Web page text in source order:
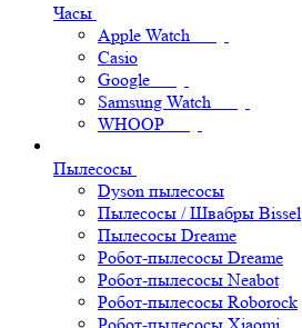
Часы
Apple Watch
Casio
Google
Samsung Watch
WHOOP
Пылесосы
Dyson пылесосы
Пылесосы / Швабры Bissel
Пылесосы Dreame
Робот-пылесосы Dreame
Робот-пылесосы Neabot
Робот-пылесосы Roborock